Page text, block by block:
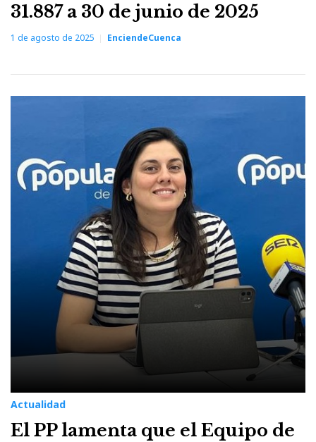
31.887 a 30 de junio de 2025
1 de agosto de 2025 EnciendeCuenca
Actualidad
El PP lamenta que el Equipo de